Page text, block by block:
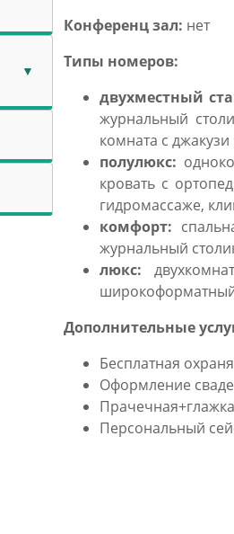
Конференц зал: нет
Типы номеров:
двухместный
журнальный
комната с
полулюкс:
кровать с
гидромассаже,
комфорт:
журнальный
люкс:
широкоформатный
Дополнительные
Бесплатная
Оформление
Прачечная+глажка
Персональный